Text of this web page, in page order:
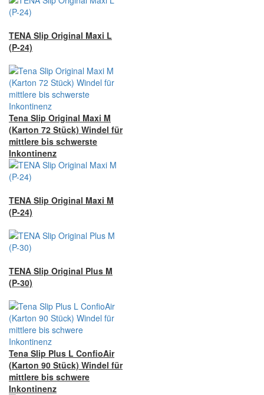
TENA Slip Original Maxi L
(P-24)
Tena Slip Original Maxi M
(Karton 72 Stück) Windel für
mittlere bis schwerste
Inkontinenz
TENA Slip Original Maxi M
(P-24)
TENA Slip Original Plus M
(P-30)
Tena Slip Plus L ConfioAir
(Karton 90 Stück) Windel für
mittlere bis schwere
Inkontinenz